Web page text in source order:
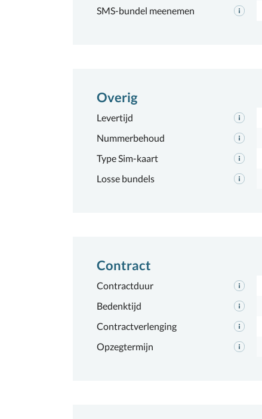
SMS-bundel meenemen
Overig
Levertijd
Nummerbehoud
Type Sim-kaart
Losse bundels
Contract
Contractduur
Bedenktijd
Contractverlenging
Opzegtermijn